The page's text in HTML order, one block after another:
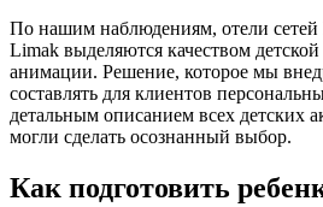
По нашим наблюдениям, отели
Limak выделяются качеством
анимации. Решение, которое мы
составлять для клиентов
детальным описанием всех детских
могли сделать осознанный выбор.
Как подготовить